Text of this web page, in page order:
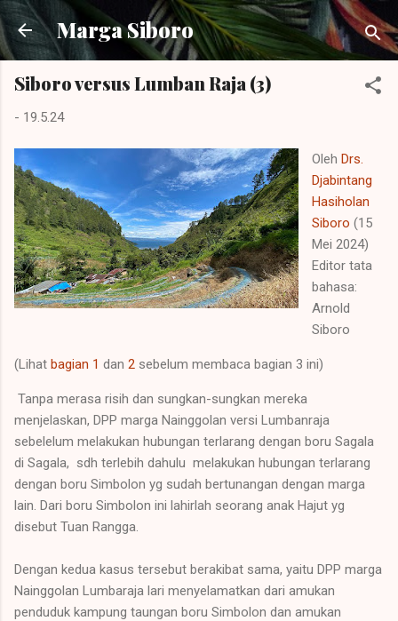
Langsung ke konten utama
Marga Siboro
Siboro versus Lumban Raja (3)
- 19.5.24
Oleh Drs.
Djabintang
Hasiholan
Siboro (15
Mei 2024)
Editor tata
bahasa:
Arnold
Siboro
(Lihat bagian 1 dan 2 sebelum membaca bagian 3 ini)
Tanpa merasa risih dan sungkan-sungkan mereka
menjelaskan, DPP marga Nainggolan versi Lumbanraja
sebelelum melakukan hubungan terlarang dengan boru Sagala
di Sagala, sdh terlebih dahulu melakukan hubungan terlarang
dengan boru Simbolon yg sudah bertunangan dengan marga
lain. Dari boru Simbolon ini lahirlah seorang anak Hajut yg
disebut Tuan Rangga.
Dengan kedua kasus tersebut berakibat sama, yaitu DPP marga
Nainggolan Lumbaraja lari menyelamatkan dari amukan
penduduk kampung taungan boru Simbolon dan amukan